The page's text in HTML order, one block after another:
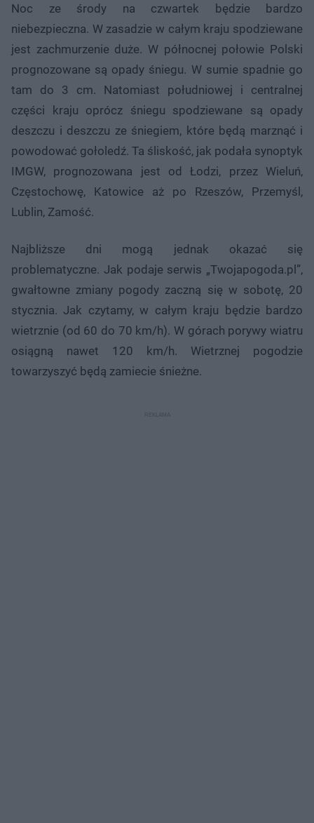
Noc ze środy na czwartek będzie bardzo
niebezpieczna. W zasadzie w całym kraju spodziewane
jest zachmurzenie duże. W północnej połowie Polski
prognozowane są opady śniegu. W sumie spadnie go
tam do 3 cm. Natomiast południowej i centralnej
części kraju oprócz śniegu spodziewane są opady
deszczu i deszczu ze śniegiem, które będą marznąć i
powodować gołoledź. Ta śliskość, jak podała synoptyk
IMGW, prognozowana jest od Łodzi, przez Wieluń,
Częstochowę, Katowice aż po Rzeszów, Przemyśl,
Lublin, Zamość.
Najbliższe dni mogą jednak okazać się
problematyczne. Jak podaje serwis „Twojapogoda.pl”,
gwałtowne zmiany pogody zaczną się w sobotę, 20
stycznia. Jak czytamy, w całym kraju będzie bardzo
wietrznie (od 60 do 70 km/h). W górach porywy wiatru
osiągną nawet 120 km/h. Wietrznej pogodzie
towarzyszyć będą zamiecie śnieżne.